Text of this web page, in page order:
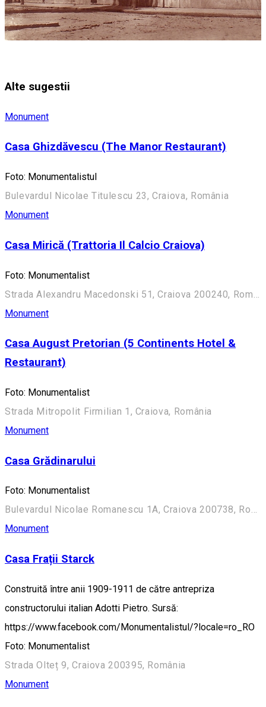
Alte sugestii
Monument
Casa Ghizdăvescu (The Manor Restaurant)
Foto: Monumentalistul
Bulevardul Nicolae Titulescu 23, Craiova, România
Monument
Casa Mirică (Trattoria Il Calcio Craiova)
Foto: Monumentalist
Monument
Casa August Pretorian (5 Continents Hotel &
Restaurant)
Foto: Monumentalist
Strada Mitropolit Firmilian 1, Craiova, România
Monument
Casa Grădinarului
Foto: Monumentalist
Bulevardul Nicolae Romanescu 1A, Craiova 200738, România (Aleea Principală)
Monument
Casa Frații Starck
Construită între anii 1909-1911 de către antrepriza
constructorului italian Adotti Pietro. Sursă:
https://www.facebook.com/Monumentalistul/?locale=ro_RO
Foto: Monumentalist
Strada Olteț 9, Craiova 200395, România
Monument